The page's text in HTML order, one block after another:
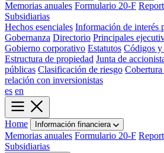
Memorias anuales Formulario 20-F
Subsidiarias
Hechos esenciales Información de interés
Gobernanza Directorio Principales
Gobierno corporativo Estatutos Códigos y
Estructura de propiedad Junta de
públicas Clasificación de riesgo Cobertura
relación con inversionistas
es en
Home Información financiera
Memorias anuales Formulario 20-F
Subsidiarias